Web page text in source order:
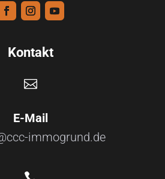
Kontakt

E-Mail
immogrund.de